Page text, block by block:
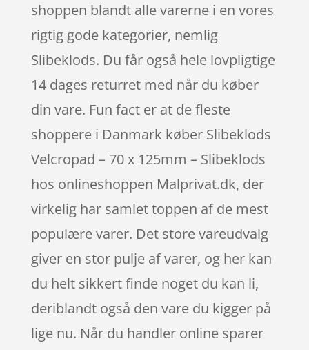
shoppen blandt alle varerne i en vores
rigtig gode kategorier, nemlig
Slibeklods. Du får også hele lovpligtige
14 dages returret med når du køber
din vare. Fun fact er at de fleste
shoppere i Danmark køber Slibeklods
Velcropad – 70 x 125mm – Slibeklods
hos onlineshoppen Malprivat.dk, der
virkelig har samlet toppen af de mest
populære varer. Det store vareudvalg
giver en stor pulje af varer, og her kan
du helt sikkert finde noget du kan li,
deriblandt også den vare du kigger på
lige nu. Når du handler online sparer